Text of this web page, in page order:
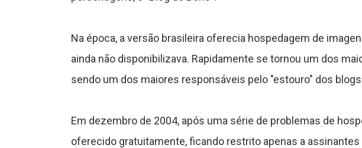
Na época, a versão brasileira oferecia hospedagem de
ainda não disponibilizava. Rapidamente se tornou um dos
sendo um dos maiores responsáveis pelo "estouro" dos
Em dezembro de 2004, após uma série de problemas de
oferecido gratuitamente, ficando restrito apenas a assinantes